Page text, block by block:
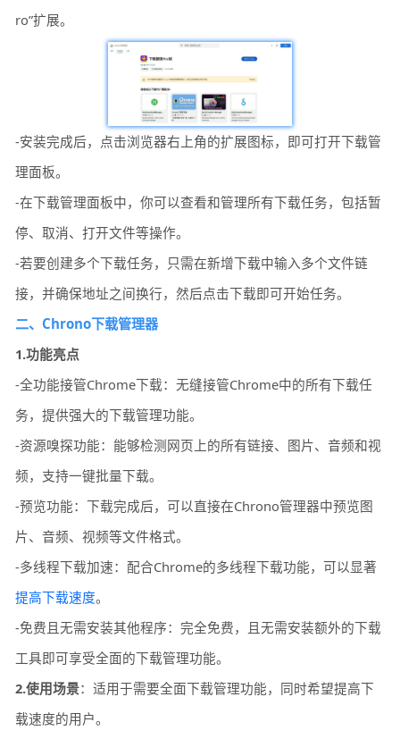
ro”扩展。
-安装完成后，点击浏览器右上角的扩展图标，即可打开下载管
理面板。
-在下载管理面板中，你可以查看和管理所有下载任务，包括暂
停、取消、打开文件等操作。
-若要创建多个下载任务，只需在新增下载中输入多个文件链
接，并确保地址之间换行，然后点击下载即可开始任务。
二、Chrono下载管理器
1.功能亮点
-全功能接管Chrome下载：无缝接管Chrome中的所有下载任
务，提供强大的下载管理功能。
-资源嗅探功能：能够检测网页上的所有链接、图片、音频和视
频，支持一键批量下载。
-预览功能：下载完成后，可以直接在Chrono管理器中预览图
片、音频、视频等文件格式。
-多线程下载加速：配合Chrome的多线程下载功能，可以显著
提高下载速度。
-免费且无需安装其他程序：完全免费，且无需安装额外的下载
工具即可享受全面的下载管理功能。
2.使用场景：适用于需要全面下载管理功能，同时希望提高下
载速度的用户。